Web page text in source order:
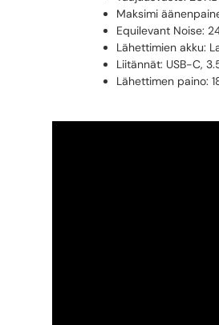
Maksimi
Equilevant Noise:
Lähettimien akku:
Liitännät: USB-C,
Lähettimen paino: